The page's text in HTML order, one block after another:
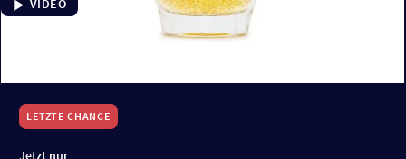
LETZTE CHANCE
Jetzt nur